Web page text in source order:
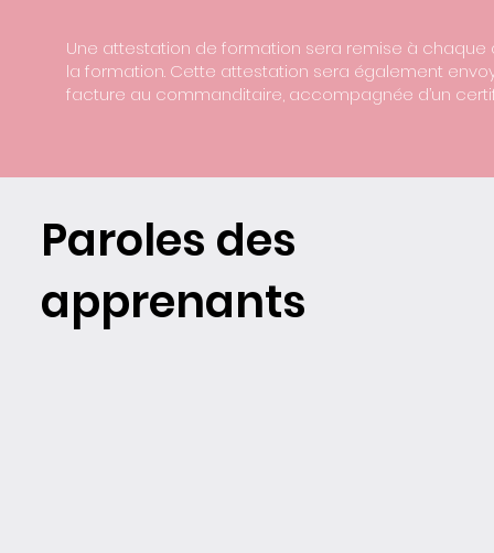
Paroles des
apprenants
Une attestation de formation sera remise à chaque
la formation. Cette attestation sera également
facture au commanditaire, accompagnée d’un